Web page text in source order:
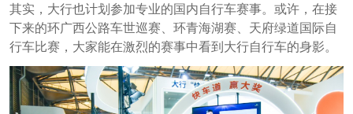
其实，大行也计划参加专业的国内自行车赛事。或许，在接
下来的环广西公路车世巡赛、环青海湖赛、天府绿道国际自
行车比赛，大家能在激烈的赛事中看到大行自行车的身影。